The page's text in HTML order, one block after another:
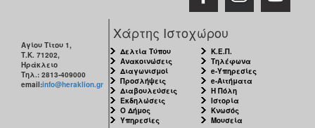
Αγίου Τίτου 1,
Τ.Κ. 71202,
Ηράκλειο
Τηλ.: 2813-409000
email:info@heraklion.gr
Χάρτης Ιστοχώρου
Δελτία Τύπου
Ανακοινώσεις
Διαγωνισμοί
Προσλήψεις
Διαβουλεύσεις
Εκδηλώσεις
Ο Δήμος
Υπηρεσίες
Κ.Ε.Π.
Τηλέφωνα
e-Υπηρεσίες
e-Αιτήματα
Η Πόλη
Ιστορία
Κνωσός
Μουσεία